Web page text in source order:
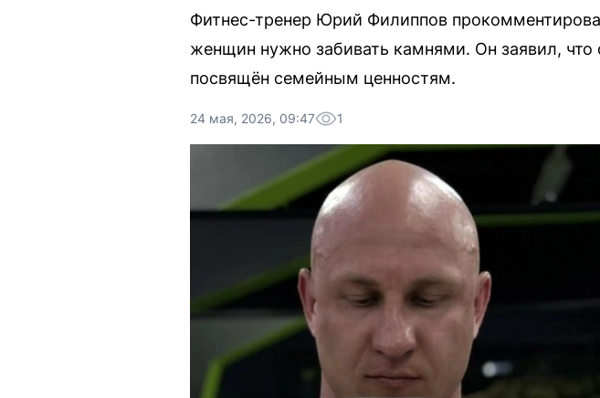
Фитнес-тренер Юрий Филиппов
женщин нужно забивать камнями. Он заявил, что
посвящён семейным ценностям.
24 мая, 2026, 09:47 1